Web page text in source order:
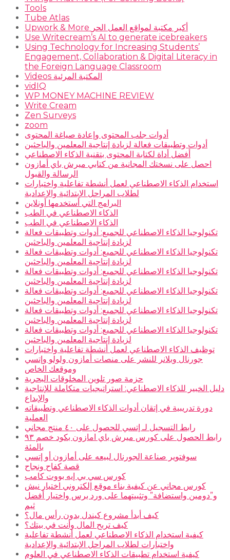
Tools
Tube Atlas
Upwork & More أكبر مكتبة لمواقع العمل الحر
Use Writecream’s AI to generate icebreakers
Using Technology for Increasing Students’
Engagement, Collaboration & Digital Literacy in
the Foreign Language Classroom
Videos المكتبة المرئية
vidIQ
WP MONEY MACHINE REVIEW
Write Cream
Zen Surveys
zoom
أدوات جلب المحتوى وإعادة صياغة المحتوى
أدوات وتطبيقات فعالة لزيادة إنتاجية المعلمين والباحثين
أفضل أداة لكتابة المحتوى بتقنية الذكاء الاصطناعي
احصل على نسختك المجانية من كتابي ميرش باي أمازون
الرسالة والقبول
استخدام الذكاء الاصطناعي لعمل أنشطة تفاعلية واختبارات
لطلاب المراحل الإبتدائية والإعدادية
البرامج التي أستخدمها أونلاين
الذكاء الاصطناعي في الطب
الذكاء الاصطناعي في الطب
تكنولوجيا الذكاء الاصطناعي للجميع: أدوات وتطبيقات فعالة
لزيادة إنتاجية المعلمين والباحثين
تكنولوجيا الذكاء الاصطناعي للجميع: أدوات وتطبيقات فعالة
لزيادة إنتاجية المعلمين والباحثين
تكنولوجيا الذكاء الاصطناعي للجميع: أدوات وتطبيقات فعالة
لزيادة إنتاجية المعلمين والباحثين
تكنولوجيا الذكاء الاصطناعي للجميع: أدوات وتطبيقات فعالة
لزيادة إنتاجية المعلمين والباحثين
تكنولوجيا الذكاء الاصطناعي للجميع: أدوات وتطبيقات فعالة
لزيادة إنتاجية المعلمين والباحثين
تكنولوجيا الذكاء الاصطناعي للجميع: أدوات وتطبيقات فعالة
لزيادة إنتاجية المعلمين والباحثين
توظيف الذكاء الاصطناعي لعمل أنشطة تفاعلية واختبارات
جورنال وبلانر للنشر على منصات أمازون ولولو وإتسي
وموقعك الخاص
حزمة صور تلوين المخلوقات البحرية
دليل الخبير للذكاء الاصطناعي: استراتيجيات متكاملة للإنتاجية
والإبداع
دورة تدريبية في إتقان أدوات الذكاء الاصطناعي وتطبيقاته
العملية
رابط التسجيل لـ إتسي للحصول على ٤٠ منتج مجاني
رابط الحصول على كورس ميرش باي امازون بكود خصم ٩٣
بالمئة
سوفتوير صناعة الجورنال لبيعه على أمازون أو إتسي
قصة كفاح ونجاح
كورس سي بي إيه بووت كامب
كورس مجاني عن كيفية بناء موقع إلكتروني اختيار نيش
و”دومين واستضافة” وتثبيتهما على ورد برس واختيار أفضل
ثيم
كيف أبدأ مشروع كيندل بدون رأس مال؟
كيف تربح المال وأنت في بيتك؟
كيفية استخدام الذكاء الاصطناعي لعمل أنشطة تفاعلية
واختبارات لطلاب المراحل الإبتدائية والإعدادية
كيفية استخدام تطبيقات الذكاء الاصطناعي في العلوم